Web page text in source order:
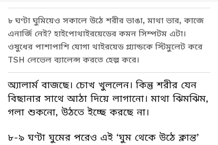
৮ ঘণ্টা ঘুমিয়েও সকালে উঠে শরীর ভাঙা, মাথা ভার, কাজে
এনার্জি নেই? হাইপোথাইরয়েডের কমন সিম্পটম এটা।
ওষুধের পাশাপাশি যোগা থাইরয়েড গ্ল্যান্ডকে স্টিমুলেট করে
TSH লেভেল ব্যালেন্স করতে হেল্প করে।
অ্যালার্ম বাজছে। চোখ খুললেন। কিন্তু শরীর যেন
বিছানার সাথে আঠা দিয়ে লাগানো। মাথা ঝিমঝিম,
গলা শুকনো, উঠতে ইচ্ছে করছে না।
৮-৯ ঘণ্টা ঘুমের পরেও এই ‘ঘুম থেকে উঠে ক্লান্ত’